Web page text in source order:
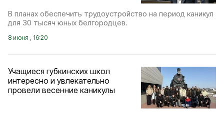
В планах обеспечить трудоустройство на период каникул
для 30 тысяч юных белгородцев.
8 июня , 16:20
Учащиеся губкинских школ
интересно и увлекательно
провели весенние каникулы